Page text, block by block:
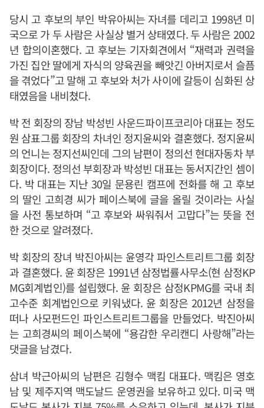
당시 고 후보의 부인 박유아씨는 자녀를 데리고 1998년 미
국으로 가 두 사람은 사실상 별거 상태였다. 두 사람은 2002
년 합의이혼했다. 고 후보는 기자회견에서 “재력과 권력을
가진 집안 딸에게 자식의 양육권을 빼앗긴 아버지로서 슬픔
을 겪었다”고 말해 고 후보와 처가 사이에 갈등이 심화된 상
태였음을 내비쳤다.
박 전 회장의 장남 박성빈 사운드파이프코리아 대표는 정도
원 삼표그룹 회장의 차녀인 정지윤씨와 결혼했다. 정지윤씨
의 언니는 정지선씨인데 그의 남편이 정의선 현대자동차 부
회장이다. 정의선 부회장과 박성빈 대표는 동서지간인 셈이
다. 박 대표는 지난 30일 문용린 캠프에 전화를 해 고 후보
의 딸인 고희경 씨가 페이스북에 글을 올릴 것이라는 사실
을 사전 통보하며 “고 후보와 싸워줘서 고맙다”는 뜻을 전
한 것으로 알려졌다.
박 회장의 장녀 박진아씨는 윤영각 파인스트리트그룹 회장
과 결혼했다. 윤 회장은 1991년 삼정법률사무소(현 삼정KP
MG회계법인)를 설립했다. 윤 회장은 삼정KPMG를 국내 최
고수준 회계법인으로 키워냈다. 윤 회장은 2012년 삼정을
떠나 사모펀드인 파인스트리트그룹을 만들었다. 박진아씨
는 고희경씨의 페이스북에 “용감한 우리캔디 사랑해”라는
댓글을 남겼다.
삼녀 박근아씨의 남편은 김형수 맥킴 대표다. 맥킴은 영호
남 및 제주지역 맥도날드 운영권을 보유하고 있다. 미국 맥